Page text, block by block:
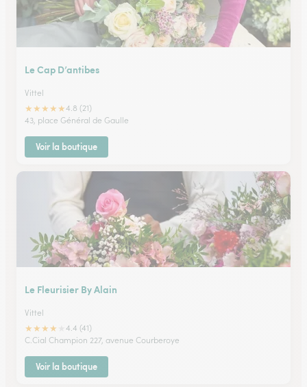
Le Cap D’antibes
Vittel
★★★★★4.8 (21)
43, place Général de Gaulle
Voir la boutique
Le Fleurisier By Alain
Vittel
★★★★
4.4 (41)
C.Cial Champion 227, avenue Courberoye
Voir la boutique